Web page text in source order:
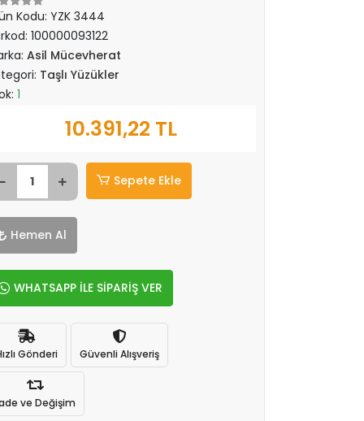
Kodu: YZK 3444
100000093122
Asil Mücevherat
Taşlı Yüzükler
1
10.391,22 TL
Sepete Ekle
Hemen Al
WHATSAPP İLE SİPARİŞ VER
Gönderi Güvenli Alışveriş
ve Değişim